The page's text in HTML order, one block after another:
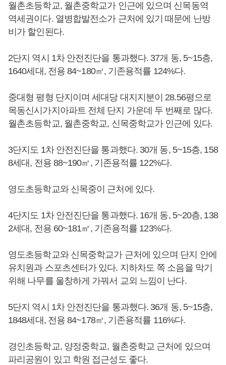
월촌초등학교, 월촌중학교가 인근에 있으며 신목동역
역세권이다. 열병합발전소가 근처에 있기 때문에 난방
비가 할인된다.
2단지 역시 1차 안전진단을 통과했다. 37개 동, 5~15층,
1640세대, 전용 84~180㎡, 기존용적률 124%다.
중대형 평형 단지이며 세대당 대지지분이 28.56평으로
목동신시가지아파트 전체 단지 가운데 두 번째로 많다.
월촌초등학교, 월촌중학교, 신목중학교가 인근에 있다.
3단지도 1차 안전진단을 통과했다. 30개 동, 5~15층, 158
8세대, 전용 88~190㎡, 기존용적률 122%다.
영도초등학교와 신목중이 근처에 있다.
4단지도 1차 안전진단을 통과했다. 16개 동, 5~20층, 138
2세대, 전용 60~181㎡, 기존용적률 123%다.
영도초등학교와 신목중학교가 근처에 있으며 단지 안에
유치원과 스포츠센터가 있다. 지하차도 쪽 소음을 막기
위해 나무를 울창하게 가꿔서 교외 느낌이 난다.
5단지 역시 1차 안전진단을 통과했다. 36개 동, 5~15층,
1848세대, 전용 84~178㎡, 기존용적률 116%다.
경인초등학교, 양정중학교, 월촌중학교 근처에 있으며
파리공원이 있고 학원 접근성도 좋다.